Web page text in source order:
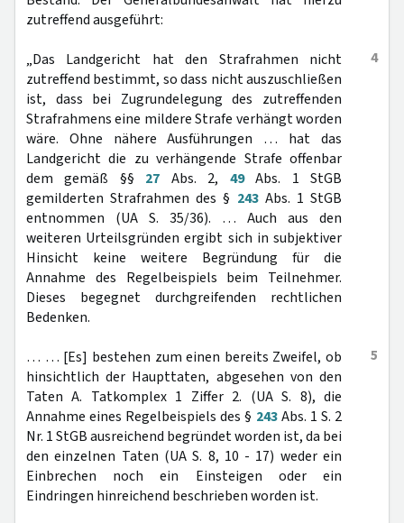
zutreffend ausgeführt:
4
„Das Landgericht hat den Strafrahmen nicht
zutreffend bestimmt, so dass nicht auszuschließen
ist, dass bei Zugrundelegung des zutreffenden
Strafrahmens eine mildere Strafe verhängt worden
wäre. Ohne nähere Ausführungen … hat das
Landgericht die zu verhängende Strafe offenbar
dem gemäß §§ 27 Abs. 2, 49Abs. 1 StGB
gemilderten Strafrahmen des § 243Abs. 1 StGB
entnommen (UA S. 35/36). … Auch aus den
weiteren Urteilsgründen ergibt sich in subjektiver
Hinsicht keine weitere Begründung für die
Annahme des Regelbeispiels beim Teilnehmer.
Dieses begegnet durchgreifenden rechtlichen
Bedenken.
5
… … [Es] bestehen zum einen bereits Zweifel, ob
hinsichtlich der Haupttaten, abgesehen von den
Taten A. Tatkomplex 1 Ziffer 2. (UA S. 8), die
Annahme eines Regelbeispiels des § 243Abs. 1 S. 2
Nr. 1 StGB ausreichend begründet worden ist, da bei
den einzelnen Taten (UA S. 8, 10 - 17) weder ein
Einbrechen noch ein Einsteigen oder ein
Eindringen hinreichend beschrieben worden ist.